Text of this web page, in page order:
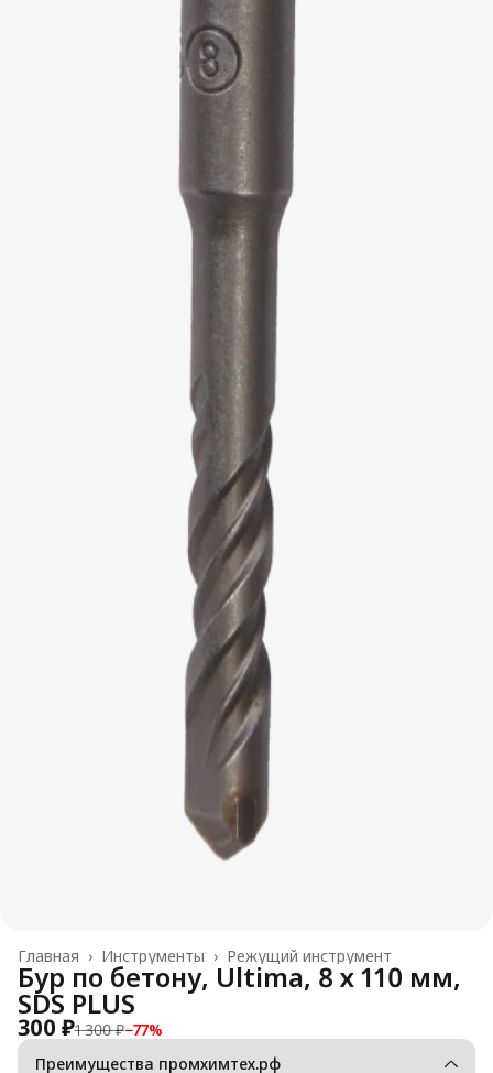
Режущий инструмент
Инструменты ›
Главная ›
Бур по бетону, Ultima, 8 х 110 мм,
SDS PLUS
300 ₽1 300 ₽−77%
Преимущества промхимтех.рф